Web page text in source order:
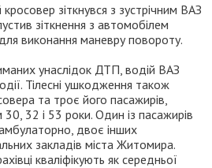
зіткнувся з зустрічним ВАЗ
зіткнення з автомобілем
виконання маневру повороту.
унаслідок ДТП, водій ВАЗ
Тілесні ушкодження також
та троє його пасажирів,
32 і 53 роки. Один із пасажирів
двоє інших
закладів міста Житомира.
кваліфікують як середньої